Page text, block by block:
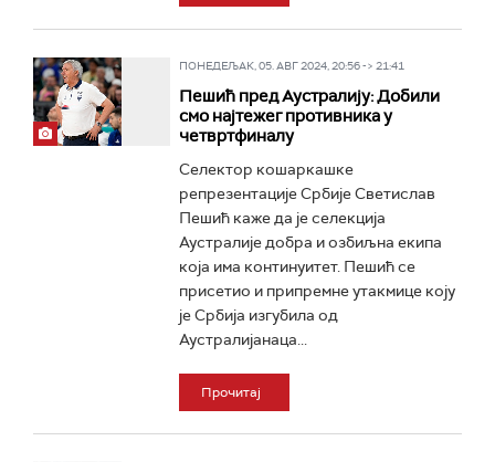
ПОНЕДЕЉАК, 05. АВГ 2024, 20:56 -> 21:41
Пешић пред Аустралију: Добили
смо најтежег противника у
четвртфиналу
Селектор кошаркашке
репрезентације Србије Светислав
Пешић каже да је селекција
Аустралије добра и озбиљна екипа
која има континуитет. Пешић се
присетио и припремне утакмице коју
је Србија изгубила од
Аустралијанаца...
Прочитај